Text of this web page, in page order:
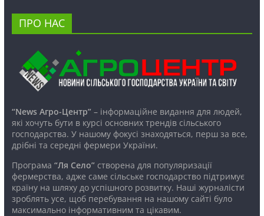
ПРО НАС
“News Агро-Центр”– інформаційне видання для людей,
які хочуть бути в курсі основних трендів сільського
господарства. У нашому фокусі знаходяться, перш за все,
дрібні та середні фермери України.
Програма “Ля Село”створена для популяризації
фермерства, адже саме сільське господарство підтримує
країну на шляху до успішного розвитку. Наші журналісти
зроблять усе, щоб перебування на нашому сайті було
максимально інформативним та цікавим.